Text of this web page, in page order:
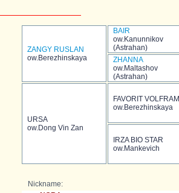
ZANGY RUSLAN
ow.Berezhinskaya
BAIR
ow.Kanunnikov
(Astrahan)
ZHANNA
ow.Maltashov
(Astrahan)
URSA
ow.Dong Vin Zan
FAVORIT VOLFRAM
ow.Berezhinskaya
IRZA BIO STAR
ow.Mankevich
Nickname: